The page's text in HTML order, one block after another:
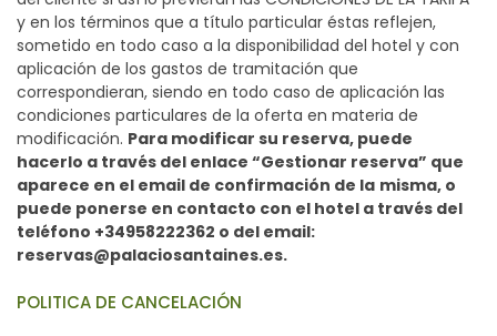
y en los términos que a título particular éstas reflejen,
sometido en todo caso a la disponibilidad del hotel y con
aplicación de los gastos de tramitación que
correspondieran, siendo en todo caso de aplicación las
condiciones particulares de la oferta en materia de
modificación. Para modificar su reserva, puede
hacerlo a través del enlace “Gestionar reserva” que
aparece en el email de confirmación de la misma, o
puede ponerse en contacto con el hotel a través del
teléfono +34958222362 o del email:
reservas@palaciosantaines.es.
POLITICA DE CANCELACIÓN